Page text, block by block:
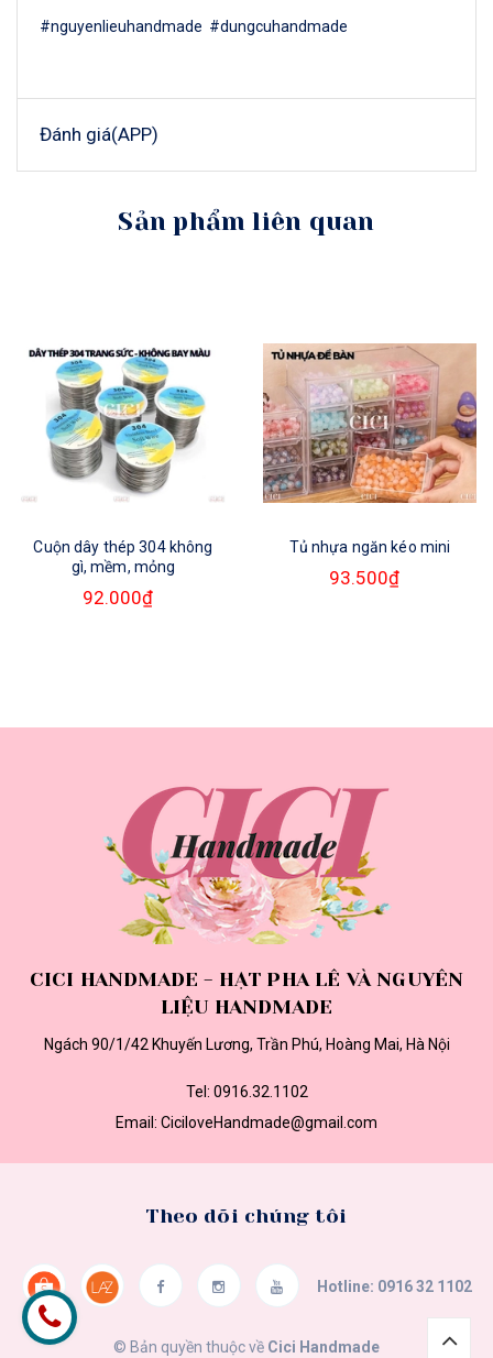
#nguyenlieuhandmade #dungcuhandmade
Đánh giá(APP)
Sản phẩm liên quan
Cuộn dây thép 304 không
gì, mềm, mỏng
92.000₫
Tủ nhựa ngăn kéo mini
93.500₫
CICI HANDMADE - HẠT PHA LÊ VÀ NGUYÊN
LIỆU HANDMADE
Ngách 90/1/42 Khuyến Lương, Trần Phú, Hoàng Mai, Hà Nội
Tel: 0916.32.1102
Email: CiciloveHandmade@gmail.com
Theo dõi chúng tôi
Hotline: 0916 32 1102
© Bản quyền thuộc về Cici Handmade